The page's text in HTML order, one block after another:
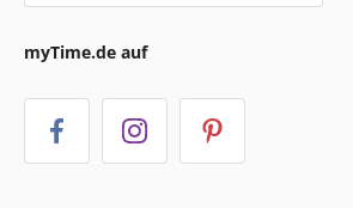
myTime.de auf